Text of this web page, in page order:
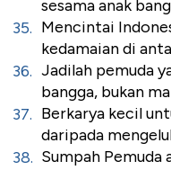
sesama anak
Mencintai
kedamaian di
Jadilah pemuda
bangga, bukan
Berkarya kecil
daripada
Sumpah Pemuda